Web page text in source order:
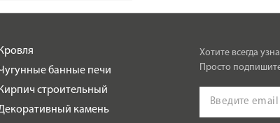
Кровля
банные печи
Кирпич строительный
камень
Хотите всегда
Просто